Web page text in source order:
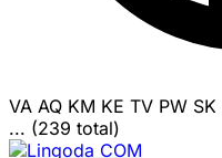
VA AQ KM KE TV PW SK
... (239 total)